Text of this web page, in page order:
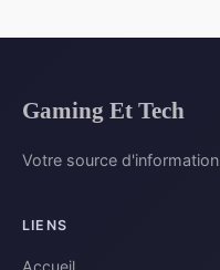
Gaming Et Tech
Votre source
LIENS
Accueil